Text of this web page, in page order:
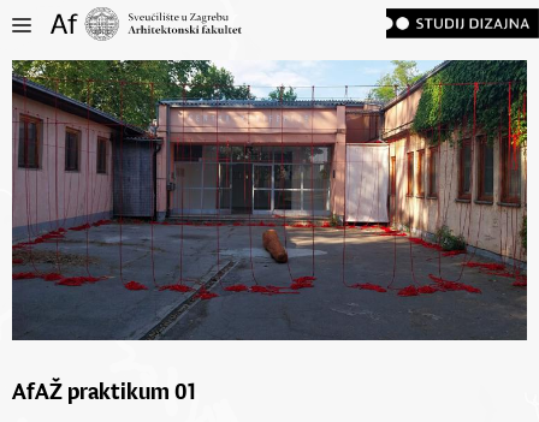
AfAŽ praktikum 01